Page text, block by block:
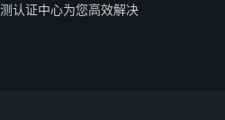
测认证中心为您高效解决